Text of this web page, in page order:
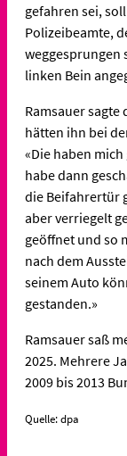
gefahren sei,
Polizeibeamte,
weggesprungen
linken Bein
Ramsauer sagte
hätten ihn bei
«Die haben
habe dann
die Beifahrertür
aber verriegelt
geöffnet und so
nach dem
seinem Auto
gestanden.»
Ramsauer saß
2025. Mehrere
2009 bis 2013
Quelle: dpa